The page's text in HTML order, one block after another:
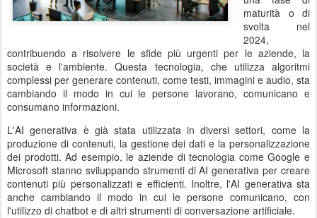
maturità o di
svolta nel
2024,
contribuendo a risolvere le sfide più urgenti per le aziende, la
società e l'ambiente. Questa tecnologia, che utilizza algoritmi
complessi per generare contenuti, come testi, immagini e audio, sta
cambiando il modo in cui le persone lavorano, comunicano e
consumano informazioni.
L'AI generativa è già stata utilizzata in diversi settori, come la
produzione di contenuti, la gestione dei dati e la personalizzazione
dei prodotti. Ad esempio, le aziende di tecnologia come Google e
Microsoft stanno sviluppando strumenti di AI generativa per creare
contenuti più personalizzati e efficienti. Inoltre, l'AI generativa sta
anche cambiando il modo in cui le persone comunicano, con
l'utilizzo di chatbot e di altri strumenti di conversazione artificiale.